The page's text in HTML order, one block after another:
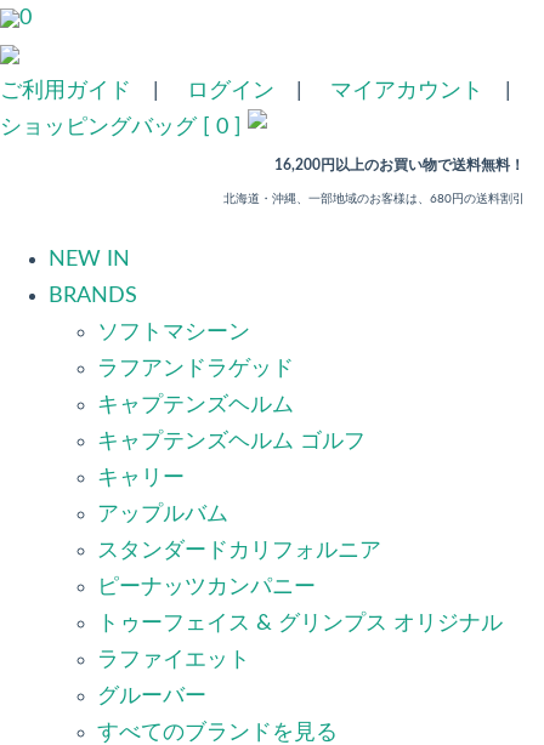
0
ご利用ガイド ログイン マイアカウント
ショッピングバッグ [ 0 ]
16,200円以上のお買い物で送料無料！
北海道・沖縄、一部地域のお客様は、680円の送料割引
NEW IN
BRANDS
ソフトマシーン
ラフアンドラゲッド
キャプテンズヘルム
キャプテンズヘルム ゴルフ
キャリー
アップルバム
スタンダードカリフォルニア
ピーナッツカンパニー
トゥーフェイス & グリンプス オリジナル
ラファイエット
グルーバー
すべてのブランドを見る